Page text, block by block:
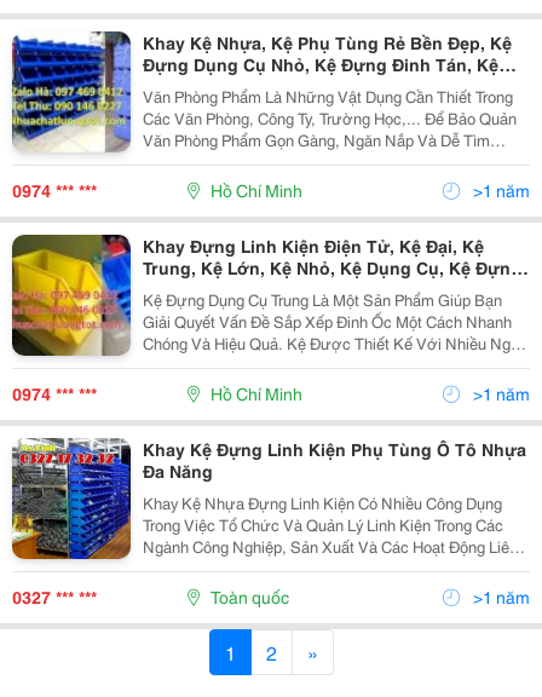
Khay Kệ Nhựa, Kệ Phụ Tùng Rẻ Bền Đẹp, Kệ
Đựng Dụng Cụ Nhỏ, Kệ Đựng Đinh Tán, Kệ
Đựng Bulon,Kệ Đựng Dụng Cụ, Khay Đựng
Linh Kiện, Kệ Nhựa A5, Khay Đựng Ốc Vít, Kệ
Trung, Kệ Đại, Khay Đựng Đồ Nghề
Văn Phòng Phẩm Là Những Vật Dụng Cần Thiết Trong
Các Văn Phòng, Công Ty, Trường Học,... Để Bảo Quản
Văn Phòng Phẩm Gọn Gàng, Ngăn Nắp Và Dễ Tìm
Kiếm, Bạn Cần Sử Dụng Kệ Đựng Dụng Cụ Trung .Kệ
Đựng Văn Phòng Phẩm Giúp Bạn Tận Dụng Tối Đa
Không Gian...
0974 *** *** Hồ Chí Minh >1 năm
Khay Đựng Linh Kiện Điện Tử, Kệ Đại, Kệ
Trung, Kệ Lớn, Kệ Nhỏ, Kệ Dụng Cụ, Kệ Đựng
Ốc Vít,Khay Đựng Linh Kiện A5, Cung Cấp Kệ
Nhựa, Kệ Duy Tân Cỡ Lớn, Khay Kệ Nhựa, Kệ
Phụ Tùng Rẻ Bền Đẹp, Khay Phụ Tùng, Kệ
Nhựa,
Kệ Đựng Dụng Cụ Trung Là Một Sản Phẩm Giúp Bạn
Giải Quyết Vấn Đề Sắp Xếp Đinh Ốc Một Cách Nhanh
Chóng Và Hiệu Quả. Kệ Được Thiết Kế Với Nhiều Ngăn
Nhỏ, Giúp Bạn Phân Loại Đinh Ốc Một Cách Khoa Học.
Nhờ Đó, Bạn Không Cần Phải Mất Thời Gian Để Tìm...
0974 *** *** Hồ Chí Minh >1 năm
Khay Kệ Đựng Linh Kiện Phụ Tùng Ô Tô Nhựa
Đa Năng
Khay Kệ Nhựa Đựng Linh Kiện Có Nhiều Công Dụng
Trong Việc Tổ Chức Và Quản Lý Linh Kiện Trong Các
Ngành Công Nghiệp, Sản Xuất Và Các Hoạt Động Liên
Quan Đến Điện Tử, Cơ Khí, Điện, Và Nhiều Lĩnh Vực
Khác. Công Dụng Chính: Sắp Xếp Và Tổ Chức Linh...
0327 *** *** Toàn quốc >1 năm
1 2 »